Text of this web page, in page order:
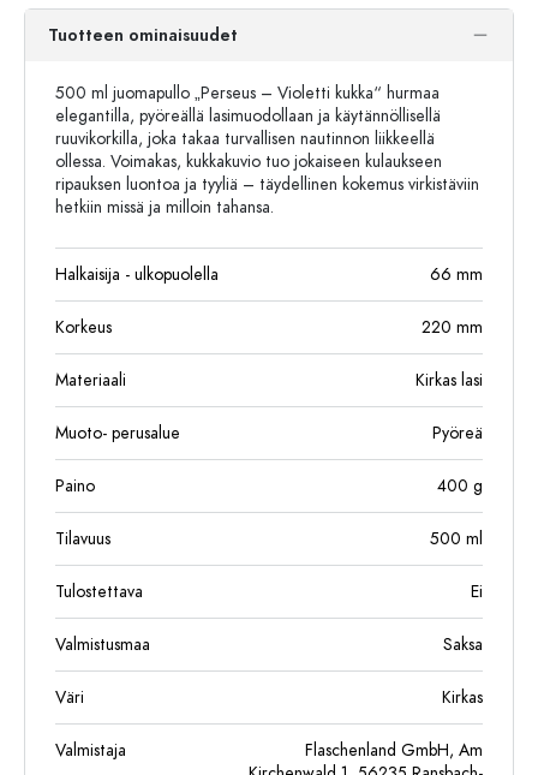
Tuotteen ominaisuudet
500 ml juomapullo „Perseus – Violetti kukka“ hurmaa
elegantilla, pyöreällä lasimuodollaan ja käytännöllisellä
ruuvikorkilla, joka takaa turvallisen nautinnon liikkeellä
ollessa. Voimakas, kukkakuvio tuo jokaiseen kulaukseen
ripauksen luontoa ja tyyliä – täydellinen kokemus virkistäviin
hetkiin missä ja milloin tahansa.
Halkaisija - ulkopuolella 66 mm
Korkeus 220 mm
Materiaali Kirkas lasi
Muoto- perusalue Pyöreä
Paino 400 g
Tilavuus 500 ml
Tulostettava Ei
Valmistusmaa Saksa
Väri Kirkas
Valmistaja
Flaschenland GmbH, Am